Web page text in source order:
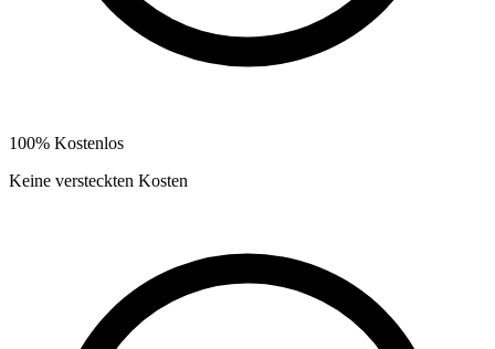
100% Kostenlos
Keine versteckten Kosten